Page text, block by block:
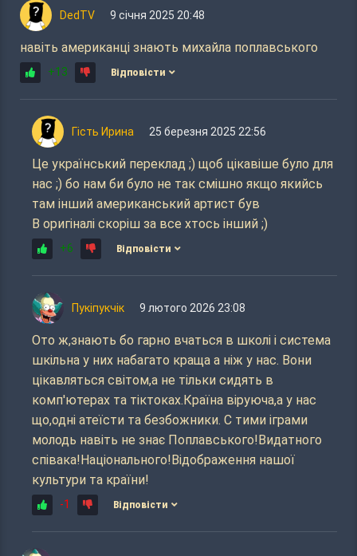
DedTV 9 січня 2025 20:48
навіть американці знають михайла поплавського
+13 Відповісти
Гість Ирина 25 березня 2025 22:56
Це український переклад ;) щоб цікавіше було для
нас ;) бо нам би було не так смішно якщо якийсь
там інший американський артист був
В оригіналі скоріш за все хтось інший ;)
+6 Відповісти
Пукіпукчік 9 лютого 2026 23:08
Ото ж,знають бо гарно вчаться в школі і система
шкільна у них набагато краща а ніж у нас. Вони
цікавляться світом,а не тільки сидять в
комп'ютерах та тіктоках.Країна віруюча,а у нас
що,одні атеїсти та безбожники. С тими іграми
молодь навіть не знає Поплавського!Видатного
співака!Національного!Відображення нашої
культури та країни!
-1 Відповісти